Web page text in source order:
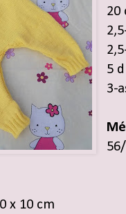
20
5
3-
x 10 cm